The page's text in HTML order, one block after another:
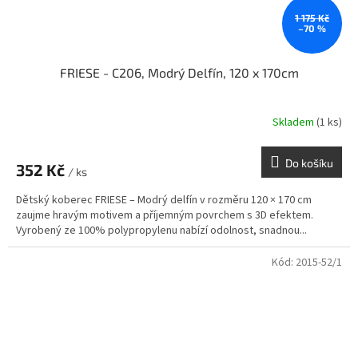
1 175 Kč
–70 %
FRIESE - C206, Modrý Delfín, 120 x 170cm
Skladem (1 ks)
352 Kč / ks
Do košíku
Dětský koberec FRIESE – Modrý delfín v rozměru 120 × 170 cm
zaujme hravým motivem a příjemným povrchem s 3D efektem.
Vyrobený ze 100% polypropylenu nabízí odolnost, snadnou...
Kód: 2015-52/1